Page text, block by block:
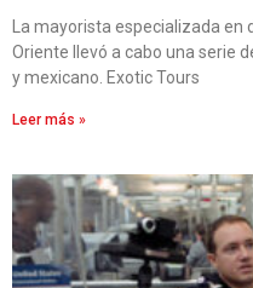
La mayorista especializada
Oriente llevó a cabo una serie
y mexicano. Exotic Tours
Leer más »